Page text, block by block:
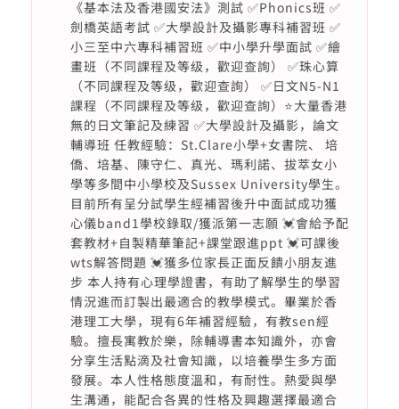
《基本法及香港國安法》測試 ✅Phonics班 ✅
劍橋英語考試 ✅大學設計及攝影專科補習班 ✅
小三至中六專科補習班 ✅中小學升學面試 ✅繪
畫班（不同課程及等级，歡迎查詢） ✅珠心算
（不同課程及等级，歡迎查詢） ✅日文N5-N1
課程（不同課程及等级，歡迎查詢）⭐️大量香港
無的日文筆記及練習 ✅大學設計及攝影，論文
輔導班 任教經驗：St.Clare小學+女書院、 培
僑、培基、陳守仁、真光、瑪利諾、拔萃女小
學等多間中小學校及Sussex University學生。
目前所有呈分試學生經補習後升中面試成功獲
心儀band1學校錄取/獲派第一志願 💓會給予配
套教材+自製精華筆記+課堂跟進ppt 💓可課後
wts解答問題 💓獲多位家長正面反饋小朋友進
步 本人持有心理學證書，有助了解學生的學習
情況進而訂製出最適合的教學模式。畢業於香
港理工大學，現有6年補習經驗，有教sen經
驗。擅長寓教於樂，除輔導書本知識外，亦會
分享生活點滴及社會知識，以培養學生多方面
發展。本人性格態度溫和，有耐性。熱愛與學
生溝通，能配合各異的性格及興趣選擇最適合